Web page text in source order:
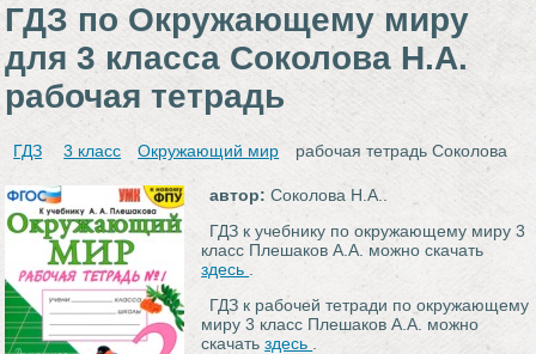
ГДЗ по Окружающему миру
для 3 класса Соколова Н.А.
рабочая тетрадь
ГДЗ 3 класс Окружающий мир рабочая тетрадь Соколова
автор:Соколова Н.А..
ГДЗ к учебнику по окружающему миру 3
класс Плешаков А.А. можно скачать
здесь
ГДЗ к рабочей тетради по окружающему
миру 3 класс Плешаков А.А. можно
скачатьздесь